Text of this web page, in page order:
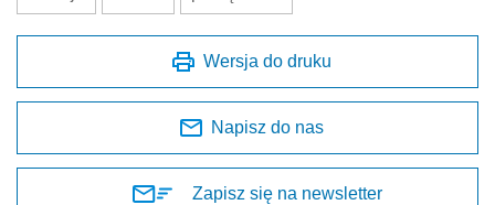
Wersja do druku
Napisz do nas
Zapisz się na newsletter